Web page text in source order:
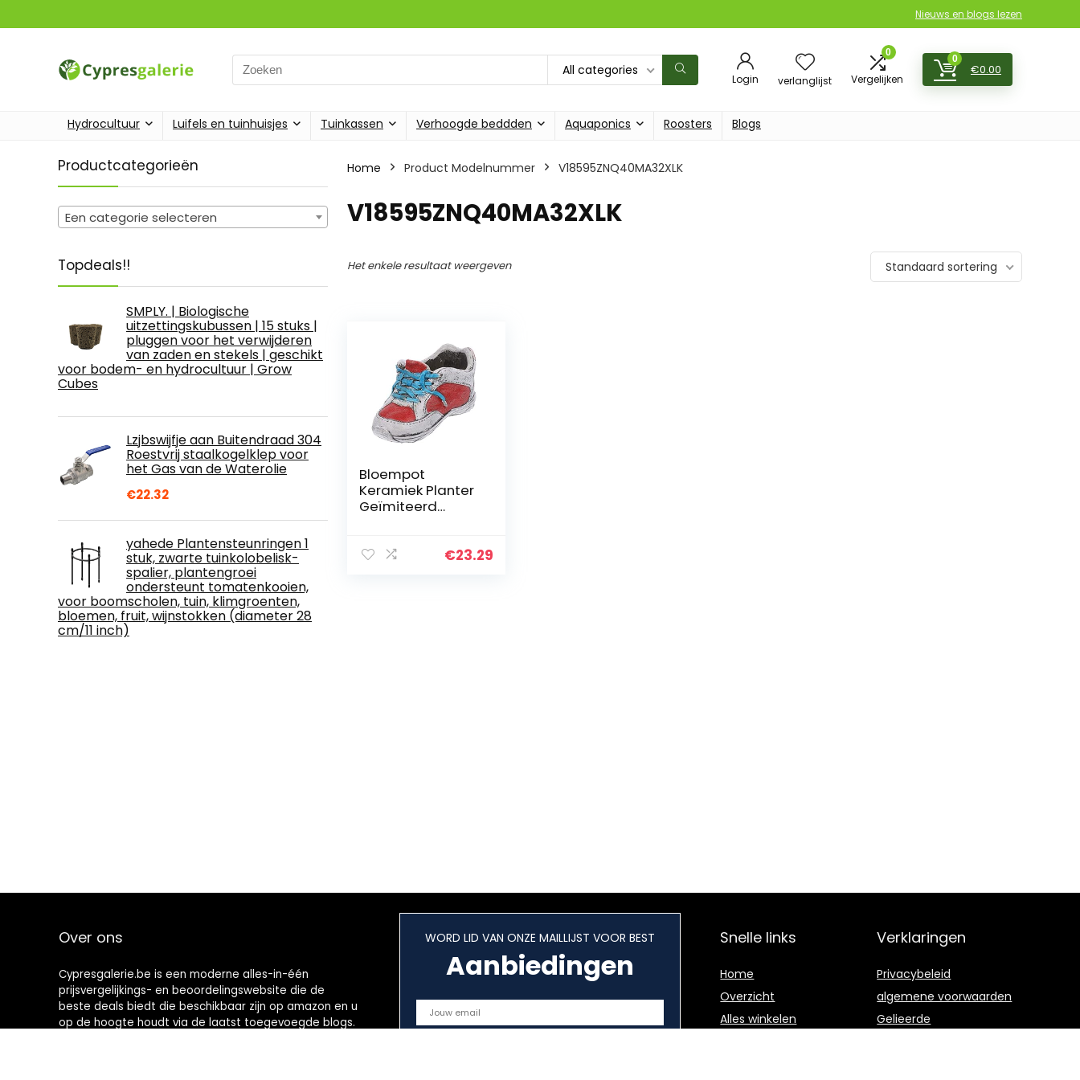
Nieuws en blogs lezen
Search
for:
All categories
Login verlanglijst
0
Vergelijken
0
€0.00
Hydrocultuur Luifels en tuinhuisjes Tuinkassen Verhoogde beddden Aquaponics Roosters Blogs
Productcategorieën
Een categorie selecteren
Topdeals!!
SMPLY. | Biologische
uitzettingskubussen | 15 stuks |
pluggen voor het verwijderen
van zaden en stekels | geschikt
voor bodem- en hydrocultuur | Grow
Cubes
Lzjbswijfje aan Buitendraad 304
Roestvrij staalkogelklep voor
het Gas van de Waterolie
€22.32
yahede Plantensteunringen 1
stuk, zwarte tuinkolobelisk-
spalier, plantengroei
ondersteunt tomatenkooien,
voor boomscholen, tuin, klimgroenten,
bloemen, fruit, wijnstokken (diameter 28
cm/11 inch)
Home Product Modelnummer ‎V18595ZNQ40MA32XLK
‎V18595ZNQ40MA32XLK
Het enkele resultaat weergeven Standaard sortering
Bloempot
Keramiek Planter
Geïmiteerd
€23.29
Over ons
Cypresgalerie.be is een moderne alles-in-één
prijsvergelijkings- en beoordelingswebsite die de
beste deals biedt die beschikbaar zijn op amazon en u
op de hoogte houdt via de laatst toegevoegde blogs.
WORD LID VAN ONZE MAILLIJST VOOR BEST
Aanbiedingen
Snelle links
Home
Overzicht
Alles winkelen
Verklaringen
Privacybeleid
algemene voorwaarden
Gelieerde
openbaarmaking